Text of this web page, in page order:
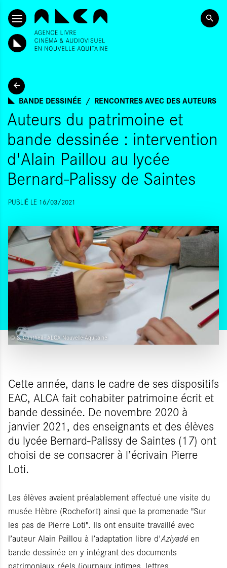
SKIP TO CONTENT
BANDE DESSINÉE RENCONTRES AVEC DES AUTEURS
Auteurs du patrimoine et
bande dessinée : intervention
d'Alain Paillou au lycée
Bernard-Palissy de Saintes
PUBLIÉ LE 16/03/2021
© S. Gantheil - ALCA Nouvelle-Aquitaine
Cette année, dans le cadre de ses dispositifs
EAC, ALCA fait cohabiter patrimoine écrit et
bande dessinée. De novembre 2020 à
janvier 2021, des enseignants et des élèves
du lycée Bernard-Palissy de Saintes (17) ont
choisi de se consacrer à l’écrivain Pierre
Loti.
Les élèves avaient préalablement effectué une visite du
musée Hèbre (Rochefort) ainsi que la promenade "Sur
les pas de Pierre Loti". Ils ont ensuite travaillé avec
l’auteur Alain Paillou à l’adaptation libre d'Aziyadé en
bande dessinée en y intégrant des documents
patrimoniaux réels (journaux intimes, lettres,